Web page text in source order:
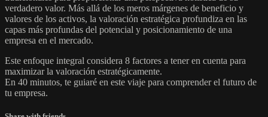
verdadero valor. Más allá de los meros márgenes de beneficio y
valores de los activos, la valoración estratégica profundiza en las
capas más profundas del potencial y posicionamiento de una
empresa en el mercado.
Este enfoque integral considera 8 factores a tener en cuenta para
maximizar la valoración estratégicamente.
En 40 minutos, te guiaré en este viaje para comprender el futuro de
tu empresa.